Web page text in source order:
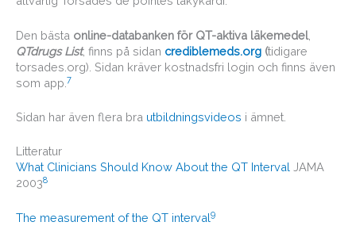
Den bästa online-databanken för QT-aktiva läkemedel,
QTdrugs List, finns på sidan crediblemeds.org (tidigare
torsades.org). Sidan kräver kostnadsfri login och finns även
som app. 7
Sidan har även flera bra utbildningsvideos i ämnet.
Litteratur
What Clinicians Should Know About the QT Interval JAMA
20038
The measurement of the QT interval9